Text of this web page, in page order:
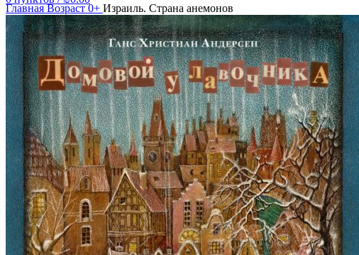
ГлавнаяВозраст 0+ Израиль. Страна анемонов